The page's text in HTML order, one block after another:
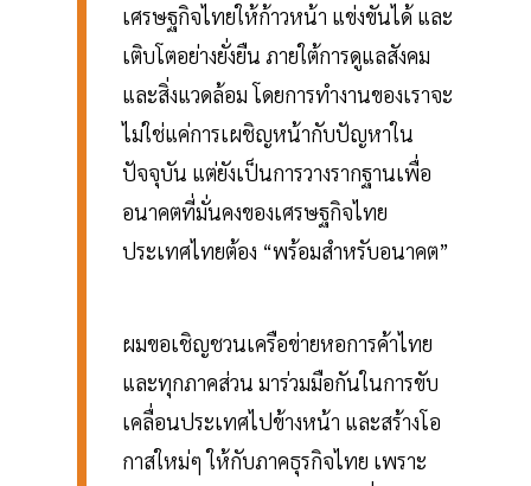
เศรษฐกิจไทยให้ก้าวหน้า แข่งขันได้ และ
เติบโตอย่างยั่งยืน ภายใต้การดูแลสังคม
และสิ่งแวดล้อม โดยการทำงานของเราจะ
ไม่ใช่แค่การเผชิญหน้ากับปัญหาใน
ปัจจุบัน แต่ยังเป็นการวางรากฐานเพื่อ
อนาคตที่มั่นคงของเศรษฐกิจไทย
ประเทศไทยต้อง “พร้อมสำหรับอนาคต”
ผมขอเชิญชวนเครือข่ายหอการค้าไทย
และทุกภาคส่วน มาร่วมมือกันในการขับ
เคลื่อนประเทศไปข้างหน้า และสร้างโอ
กาสใหม่ๆ ให้กับภาคธุรกิจไทย เพราะ